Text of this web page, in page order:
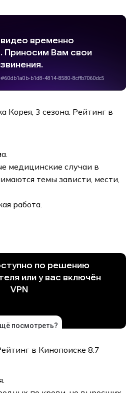
Корея, 3 сезона. Рейтинг в
медицинские случаи в
темы зависти, мести,
работа.
в Кинопоиске 8.7